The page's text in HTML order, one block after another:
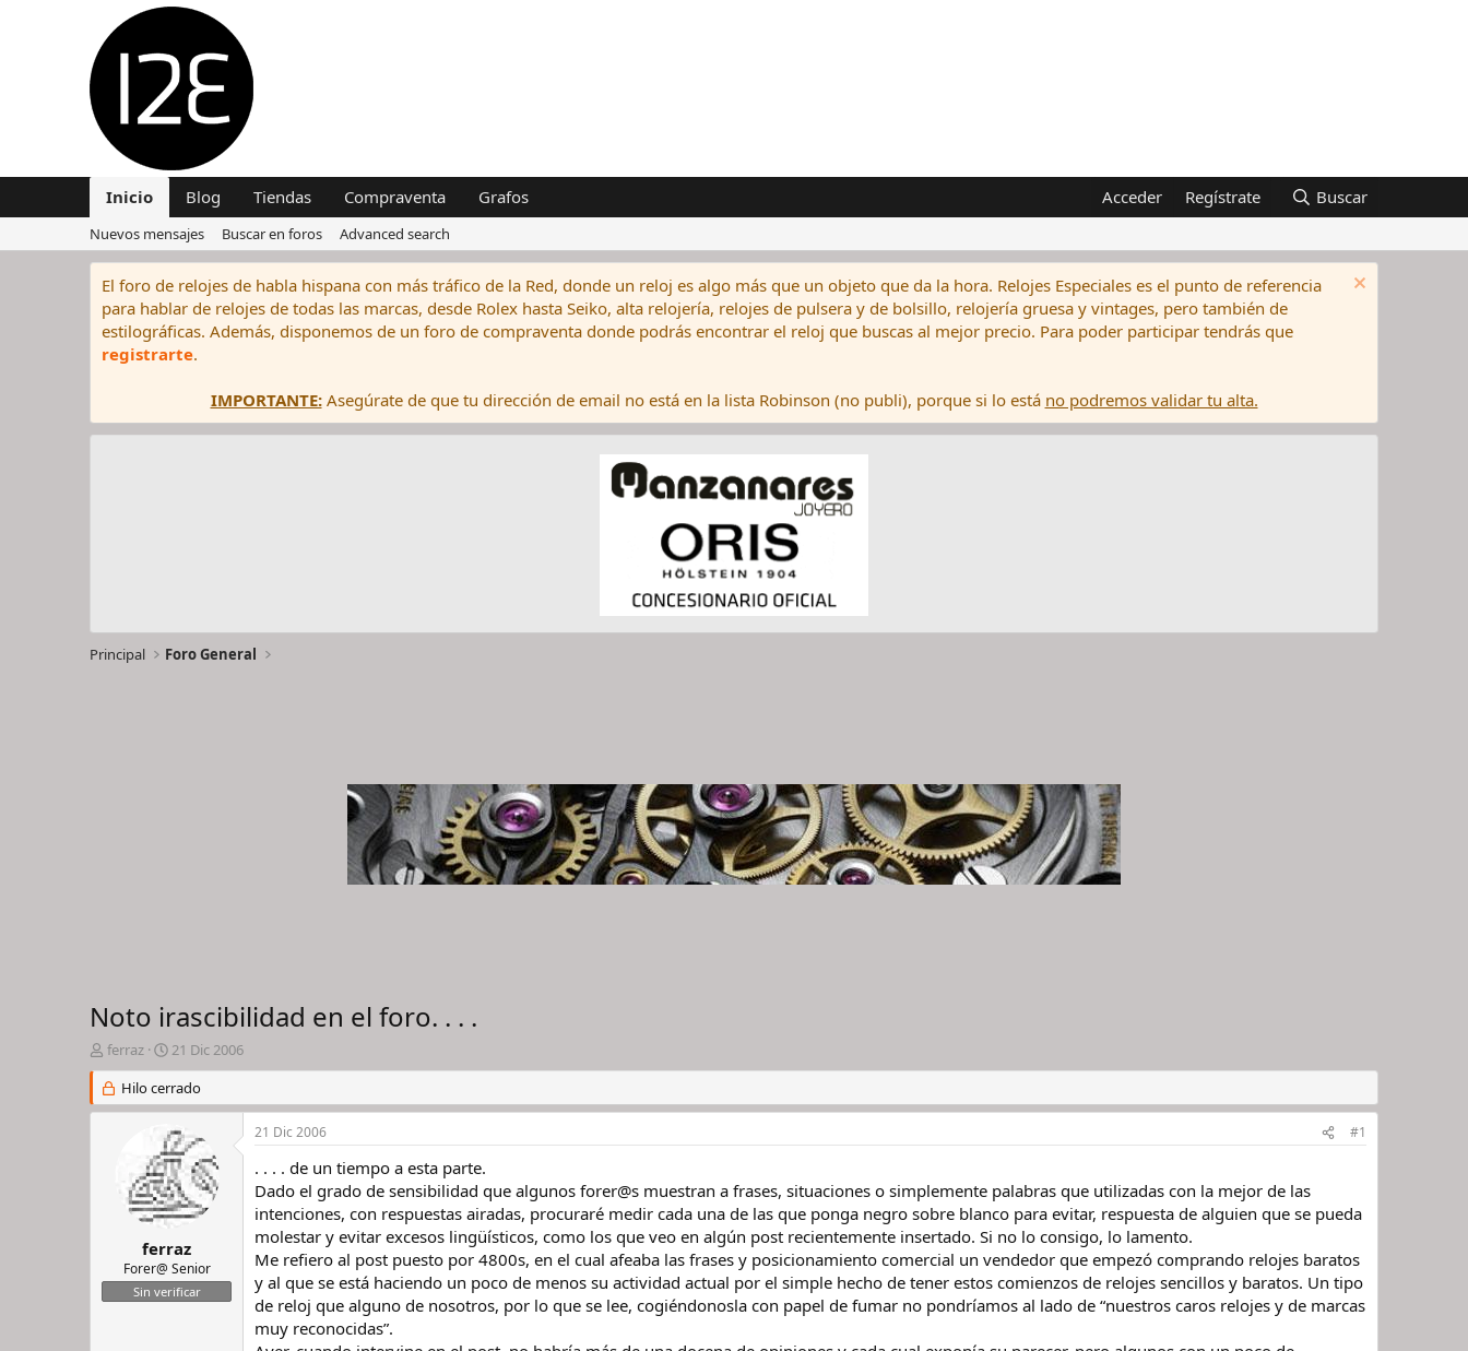
Inicio Blog Tiendas Compraventa Grafos Acceder Regístrate Buscar
Nuevos mensajes Buscar en foros Advanced search
El foro de relojes de habla hispana con más tráfico de la Red, donde un reloj es algo más que un objeto que da la hora. Relojes Especiales es el punto de referencia
para hablar de relojes de todas las marcas, desde Rolex hasta Seiko, alta relojería, relojes de pulsera y de bolsillo, relojería gruesa y vintages, pero también de
estilográficas. Además, disponemos de un foro de compraventa donde podrás encontrar el reloj que buscas al mejor precio. Para poder participar tendrás que
registrarte.
IMPORTANTE:Asegúrate de que tu dirección de email no está en la lista Robinson (no publi), porque si lo está no podremos validar tu alta.
Principal Foro General
Noto irascibilidad en el foro. . . .
I
n
i
c
h
i
ferraz
F
e
c
h
a
d
e
i
n
i
c
i
o
21 Dic 2006
Hilo cerrado
ferraz
Forer@ Senior
Sin verificar
21 Dic 2006 #1
. . . . de un tiempo a esta parte.
Dado el grado de sensibilidad que algunos forer@s muestran a frases, situaciones o simplemente palabras que utilizadas con la mejor de las
intenciones, con respuestas airadas, procuraré medir cada una de las que ponga negro sobre blanco para evitar, respuesta de alguien que se pueda
molestar y evitar excesos lingüísticos, como los que veo en algún post recientemente insertado. Si no lo consigo, lo lamento.
Me refiero al post puesto por 4800s, en el cual afeaba las frases y posicionamiento comercial un vendedor que empezó comprando relojes baratos
y al que se está haciendo un poco de menos su actividad actual por el simple hecho de tener estos comienzos de relojes sencillos y baratos. Un tipo
de reloj que alguno de nosotros, por lo que se lee, cogiéndonosla con papel de fumar no pondríamos al lado de “nuestros caros relojes y de marcas
muy reconocidas”.